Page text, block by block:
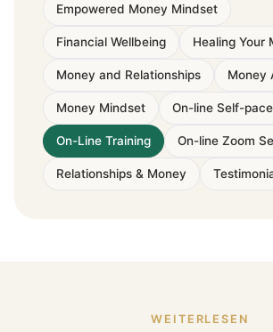
Empowered Money Mindset
Financial Wellbeing Healing Your
Money and Relationships Money
Money Mindset On-line Self-
On-Line Training On-line Zoom
Relationships & Money
WEITERLESEN